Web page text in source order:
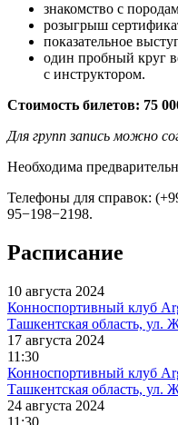
знакомство с
розыгрыш
показательное
один пробный круг
с инструктором.
Стоимость билетов: 75
Для групп запись можно
Необходима
Телефоны для справок:
95−198−2198.
Расписание
10 августа 2024
Конноспортивный клуб
Ташкентская область,
17 августа 2024
11:30
Конноспортивный клуб
Ташкентская область,
24 августа 2024
11:30